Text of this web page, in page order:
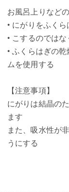
お風呂上りなど
• にがりをふく
• こするのでは
• ふくらはぎの
ムを使用する
【注意事項】
にがりは結晶の
ます
また、吸水性が
うにする